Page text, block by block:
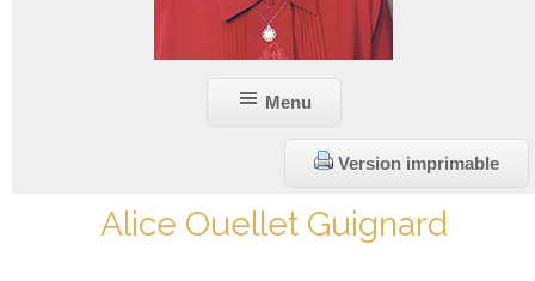
Menu
Version imprimable
Alice Ouellet Guignard